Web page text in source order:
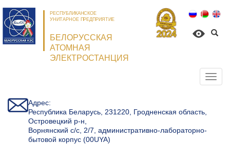
РЕСПУБЛИКАНСКОЕ
УНИТАРНОЕ ПРЕДПРИЯТИЕ
БЕЛОРУССКАЯ
АТОМНАЯ
ЭЛЕКТРОСТАНЦИЯ
Адрес:
Республика Беларусь, 231220, Гродненская область,
Островецкий р-н,
Ворнянский с/с, 2/7, административно-лабораторно-
бытовой корпус (00UYA)